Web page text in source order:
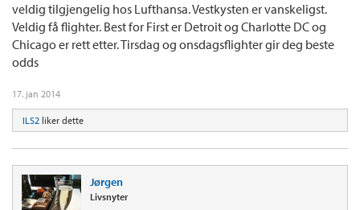
veldig tilgjengelig hos Lufthansa. Vestkysten er vanskeligst.
Veldig få flighter. Best for First er Detroit og Charlotte DC og
Chicago er rett etter. Tirsdag og onsdagsflighter gir deg beste
odds
17. jan 2014
ILS2 liker dette
Jørgen
Livsnyter